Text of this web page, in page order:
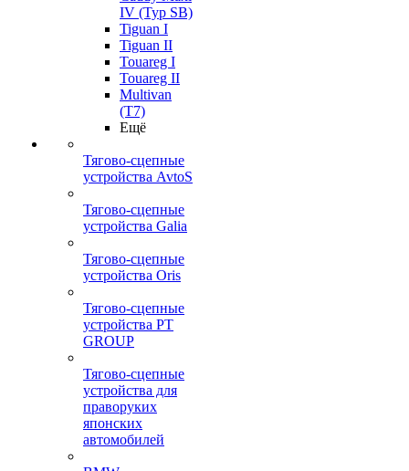
IV (Typ SB)
Tiguan I
Tiguan II
Touareg I
Touareg II
Multivan
(T7)
Ещё
Тягово-сцепные
устройства AvtoS
Тягово-сцепные
устройства Galia
Тягово-сцепные
устройства Oris
Тягово-сцепные
устройства PT
GROUP
Тягово-сцепные
устройства для
праворуких
японских
автомобилей